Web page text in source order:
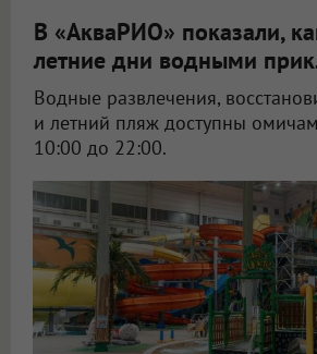
В «АкваРИО» показали,
летние дни водными
Водные развлечения,
и летний пляж доступны
10:00 до 22:00.